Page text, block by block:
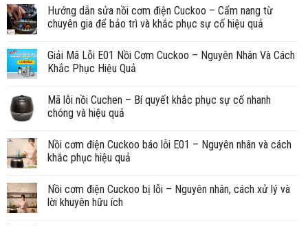
Hướng dẫn sửa nồi cơm điện Cuckoo – Cẩm nang từ
chuyên gia để bảo trì và khắc phục sự cố hiệu quả
Giải Mã Lỗi E01 Nồi Cơm Cuckoo – Nguyên Nhân Và Cách
Khắc Phục Hiệu Quả
Mã lỗi nồi Cuchen – Bí quyết khắc phục sự cố nhanh
chóng và hiệu quả
Nồi cơm điện Cuckoo báo lỗi E01 – Nguyên nhân và cách
khắc phục hiệu quả
Nồi cơm điện Cuckoo bị lỗi – Nguyên nhân, cách xử lý và
lời khuyên hữu ích